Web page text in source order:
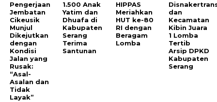
Pengerjaan
Jembatan
Cikeusik
Munjul
Dikejutkan
dengan
Kondisi
Jalan yang
Rusak:
“Asal-
Asalan dan
Tidak
Layak”
1.500 Anak
Yatim dan
Dhuafa di
Kabupaten
Serang
Terima
Santunan
HIPPAS
Meriahkan
HUT ke-80
RI dengan
Beragam
Lomba
dan
Kecamatan
Kibin Juara
1 Lomba
Tertib
Arsip DPKD
Kabupaten
Serang